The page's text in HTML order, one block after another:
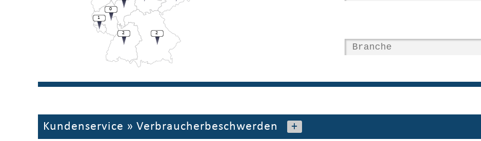
1
0
2 2
Kundenservice » Verbraucherbeschwerden +